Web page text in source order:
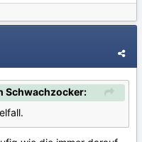
Schwachzocker: